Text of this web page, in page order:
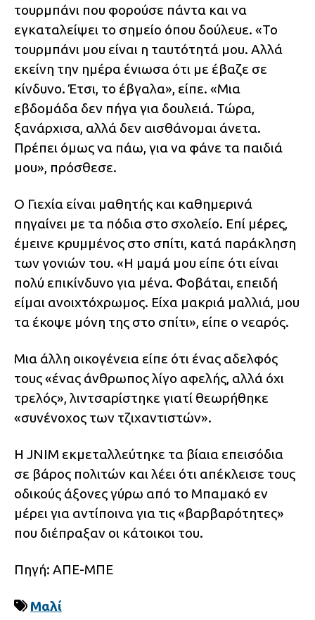
τουρμπάνι που φορούσε πάντα και να
εγκαταλείψει το σημείο όπου δούλευε. «Το
τουρμπάνι μου είναι η ταυτότητά μου. Αλλά
εκείνη την ημέρα ένιωσα ότι με έβαζε σε
κίνδυνο. Έτσι, το έβγαλα», είπε. «Μια
εβδομάδα δεν πήγα για δουλειά. Τώρα,
ξανάρχισα, αλλά δεν αισθάνομαι άνετα.
Πρέπει όμως να πάω, για να φάνε τα παιδιά
μου», πρόσθεσε.
Ο Γιεχία είναι μαθητής και καθημερινά
πηγαίνει με τα πόδια στο σχολείο. Επί μέρες,
έμεινε κρυμμένος στο σπίτι, κατά παράκληση
των γονιών του. «Η μαμά μου είπε ότι είναι
πολύ επικίνδυνο για μένα. Φοβάται, επειδή
είμαι ανοιχτόχρωμος. Είχα μακριά μαλλιά, μου
τα έκοψε μόνη της στο σπίτι», είπε ο νεαρός.
Μια άλλη οικογένεια είπε ότι ένας αδελφός
τους «ένας άνθρωπος λίγο αφελής, αλλά όχι
τρελός», λιντσαρίστηκε γιατί θεωρήθηκε
«συνένοχος των τζιχαντιστών».
Η JNIM εκμεταλλεύτηκε τα βίαια επεισόδια
σε βάρος πολιτών και λέει ότι απέκλεισε τους
οδικούς άξονες γύρω από το Μπαμακό εν
μέρει για αντίποινα για τις «βαρβαρότητες»
που διέπραξαν οι κάτοικοι του.
Πηγή: ΑΠΕ-ΜΠΕ
Μαλί